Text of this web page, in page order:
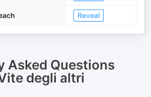
Reveal
Asked Questions
degli altri